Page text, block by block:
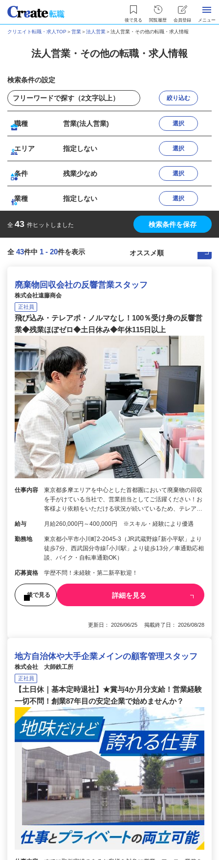
後で見る 閲覧履歴 会員登録 メニュー
クリエイト転職・求人TOP ＞営業＞法人営業＞法人営業・その他の転職・求人情報
法人営業・その他の転職・求人情報
検索条件の設定
絞り込む
職種 営業(法人営業) 選択
エリア 指定しない 選択
条件 残業少なめ 選択
業種 指定しない 選択
全 43 件ヒットしました 検索条件を保存
全 43件中 1 - 20件を表示
廃棄物回収会社の反響営業スタッフ
株式会社遠藤商会
正社員
飛び込み・テレアポ・ノルマなし！100％受け身の反響営
業◆残業ほぼゼロ◆土日休み◆年休115日以上
仕事内容
東京都多摩エリアを中心とした首都圏において廃棄物の回収
を手がけている当社で、営業担当としてご活躍ください！お
客様より依頼をいただける状況が続いているため、テレア…
給与 月給260,000円～400,000円 ※スキル・経験により優遇
勤務地
東京都小平市小川町2-2045-3（JR武蔵野線｢新小平駅」より
徒歩7分、西武国分寺線｢小川駅」より徒歩13分／車通勤応相
談、バイク・自転車通勤OK）
応募資格 学歴不問！未経験・第二新卒歓迎！
後で見る 詳細を見る
更新日： 2026/06/25 掲載終了日： 2026/08/28
地方自治体や大手企業メインの顧客管理スタッフ
株式会社 大師鉄工所
正社員
【土日休｜基本定時退社】★賞与4か月分支給！営業経験
一切不問！創業87年目の安定企業で始めませんか？